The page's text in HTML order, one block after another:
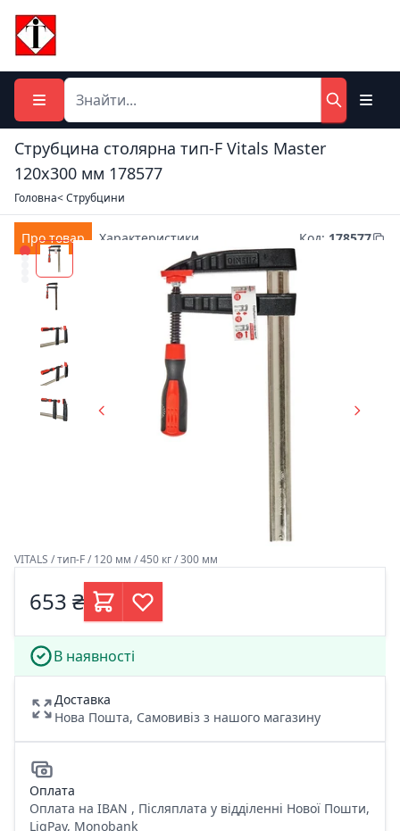
Струбцина столярна тип-F Vitals Master
120х300 мм 178577
Головна< Струбцини
Про товар Характеристики Код: 178577
VITALS / тип-F / 120 мм / 450 кг / 300 мм
653 ₴
В наявності
Доставка
Нова Пошта, Самовивіз з нашого магазину
Оплата
Оплата на IBAN , Післяплата у відділенні Нової Пошти,
LiqPay, Monobank